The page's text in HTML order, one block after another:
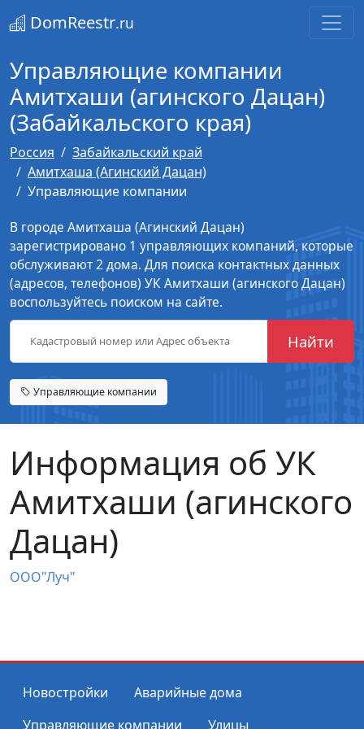
DomReestr.ru
Управляющие компании
Амитхаши (агинского Дацан)
(Забайкальского края)
Россия
Забайкальский край
Амитхаша (Агинский Дацан)
Управляющие компании
В городе Амитхаша (Агинский Дацан)
зарегистрировано 1 управляющих компаний, которые
обслуживают 2 дома. Для поиска контактных данных
(адресов, телефонов) УК Амитхаши (агинского Дацан)
воспользуйтесь поиском на сайте.
Найти
Управляющие компании
Информация об УК
Амитхаши (агинского
Дацан)
ООО"Луч"
Новостройки
Аварийные дома
Управляющие компании
Улицы